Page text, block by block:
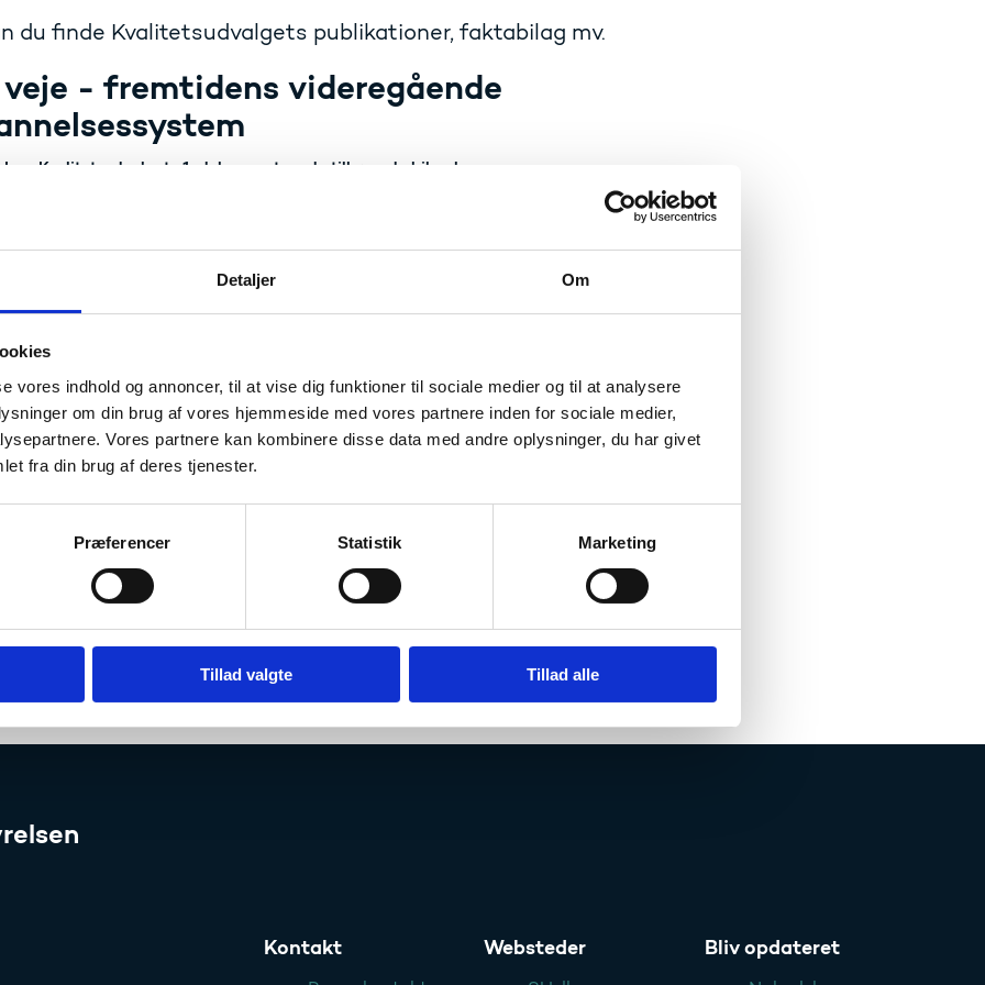
Detaljer Om
vores indhold og annoncer, til at vise dig funktioner til sociale medier og til at analysere
om din brug af vores hjemmeside med vores partnere inden for sociale medier,
Vores partnere kan kombinere disse data med andre oplysninger, du har givet
fra din brug af deres tjenester.
Præferencer Statistik Marketing
Tillad valgte Tillad alle
du finde Kvalitetsudvalgets publikationer, faktabilag mv.
veje - fremtidens videregående
Læs Kvalitetsudvalgets 1. delrapport og de tilhørende bilag her
mål - fremragende undervisning i de
uddannelser
Læs Kvalitetsudvalgets 2. delrapport og de tilhørende bilag her
refleksioner over forslag om en
af det videregående
Læs om Kvalitetsudvalgets reflektioner
veje og høje mål - Kvalitetsudvalgets samlede
til reform af de videregående uddannelser
Kontakt Websteder Bliv opdateret